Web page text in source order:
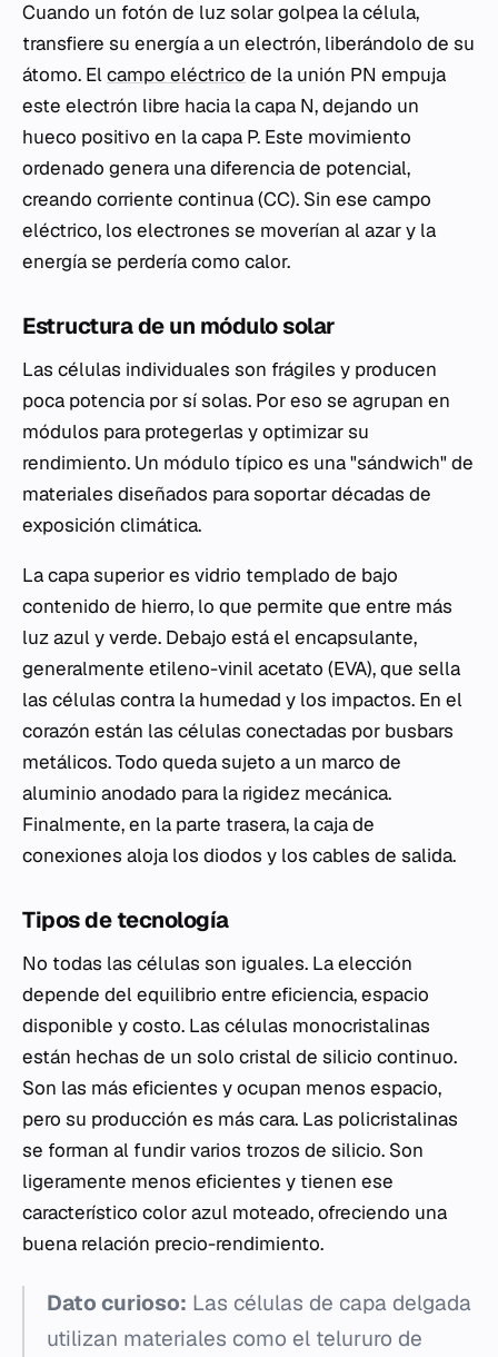
Cuando un fotón de luz solar golpea la célula,
transfiere su energía a un electrón, liberándolo de su
átomo. Elcampo eléctrico de la unión PN empuja
este electrón libre hacia la capa N, dejando un
hueco positivo en la capa P. Este movimiento
ordenado genera una diferencia de potencial,
creando corriente continua (CC). Sin ese campo
eléctrico, los electrones se moverían al azar y la
energía se perdería como calor.
Estructura de un módulo solar
Las células individuales son frágiles y producen
poca potencia por sí solas. Por eso se agrupan en
módulos para protegerlas y optimizar su
rendimiento. Un módulo típico es una "sándwich" de
materiales diseñados para soportar décadas de
exposición climática.
La capa superior es vidrio templado de bajo
contenido de hierro, lo que permite que entre más
luz azul y verde. Debajo está el encapsulante,
generalmente etileno-vinil acetato (EVA), que sella
las células contra la humedad y los impactos. En el
corazón están las células conectadas por busbars
metálicos. Todo queda sujeto a un marco de
aluminio anodado para la rigidez mecánica.
Finalmente, en la parte trasera, la caja de
conexiones aloja los diodos y los cables de salida.
Tipos de tecnología
No todas las células son iguales. La elección
depende del equilibrio entre eficiencia, espacio
disponible y costo. Las células monocristalinas
están hechas de un solo cristal de silicio continuo.
Son las más eficientes y ocupan menos espacio,
pero su producción es más cara. Las policristalinas
se forman al fundir varios trozos de silicio. Son
ligeramente menos eficientes y tienen ese
característico color azul moteado, ofreciendo una
buena relación precio-rendimiento.
Dato curioso: Las células de capa delgada
utilizan materiales como el telururo de